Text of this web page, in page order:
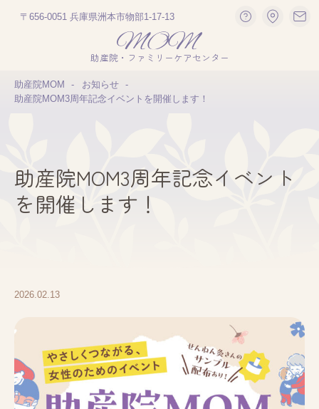
〒656-0051 兵庫県洲本市物部1-17-13
助産院・ファミリーケアセンター
助産院MOM
お知らせ
助産院MOM3周年記念イベントを開催します！
助産院MOM3周年記念イベント
を開催します！
2026.02.13